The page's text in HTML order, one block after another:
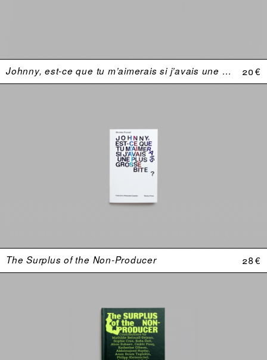
Johnny, est-ce que tu m’aimerais si j’avais une plus grosse bite ? 20 €
The Surplus of the Non-Producer 28 €